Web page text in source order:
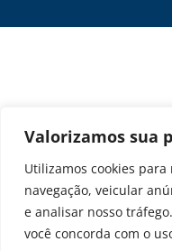
Valorizamos sua
Utilizamos cookies
navegação, veicular
e analisar nosso
você concorda com o